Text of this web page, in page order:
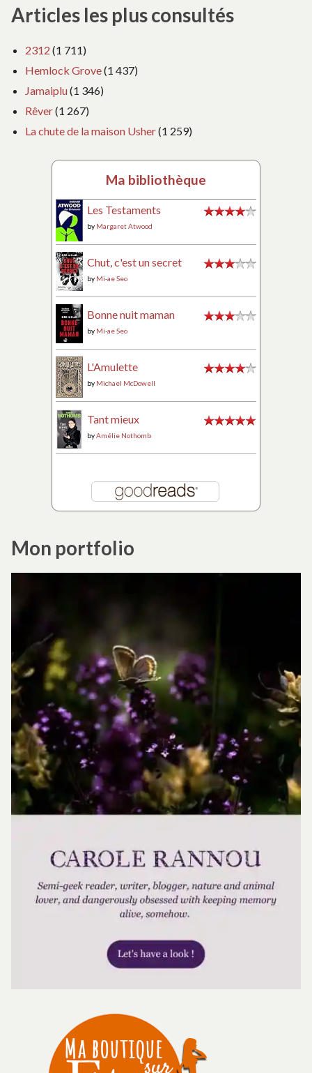
Articles les plus consultés
2312 (1 711)
Hemlock Grove(1 437)
Jamaiplu(1 346)
Rêver(1 267)
La chute de la maison Usher(1 259)
Ma bibliothèque
Les Testaments
by Margaret Atwood
Chut, c'est un secret
by Mi-ae Seo
Bonne nuit maman
by Mi-ae Seo
L'Amulette
by Michael McDowell
Tant mieux
byAmélie Nothomb
Mon portfolio